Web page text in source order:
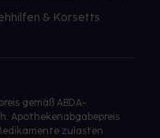
& Korsetts
gemäß ABDA-
Apothekenabgabepreis
zulasten